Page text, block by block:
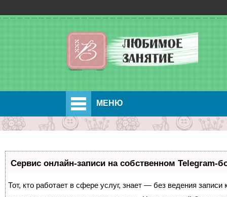
МЕНЮ
Сервис онлайн-записи на собственном Telegram-
Тот, кто работает в сфере услуг, знает — без ведения